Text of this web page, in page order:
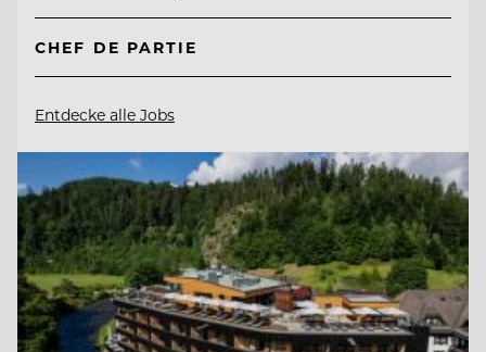
CHEF DE PARTIE
Entdecke alle Jobs